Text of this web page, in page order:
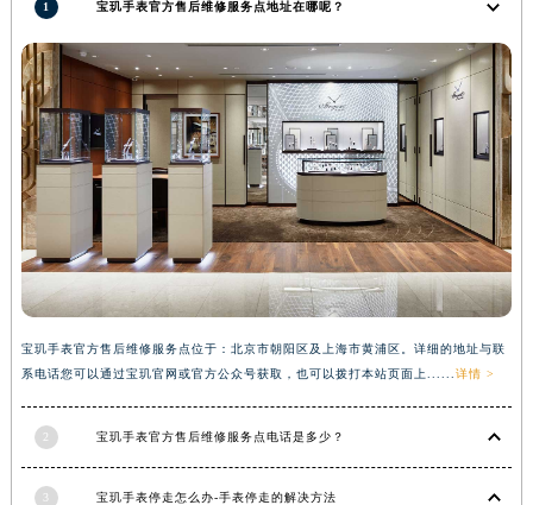
香港特别行政区金钟区中西区金钟道宝玑售后服务中心（需提前预约）
香港特别行政区铜锣湾区湾仔区轩尼诗道宝玑售后服务中心（需提前预约）
河南省安阳市文峰区解放大道宝玑售后服务中心（需提前预约）
河南省鹤壁市淇滨区九州路宝玑售后服务中心（需提前预约）
河南省济源市沁园街道济水大道宝玑售后服务中心（需提前预约）
河南省焦作市解放区解放路宝玑售后服务中心（需提前预约）
河南省开封市鼓楼区中山路宝玑售后服务中心（需提前预约）
河南省洛阳市西工区中州中路与解放路交叉口宝玑售后服务中心（需提前预约）
河南省漯河市源汇区交通路宝玑售后服务中心（需提前预约）
河南省南阳市宛城区范蠡东路与南都路交叉口宝玑售后服务中心（需提前预约）
1 宝玑手表官方售后维修服务点地址在哪呢？
宝玑手表官方售后维修服务点位于：北京市朝阳区及上海市黄浦区。详细的地址与联
系电话您可以通过宝玑官网或官方公众号获取，也可以拨打本站页面上...... 详情 >
2 宝玑手表官方售后维修服务点电话是多少？
3 宝玑手表停走怎么办-手表停走的解决方法